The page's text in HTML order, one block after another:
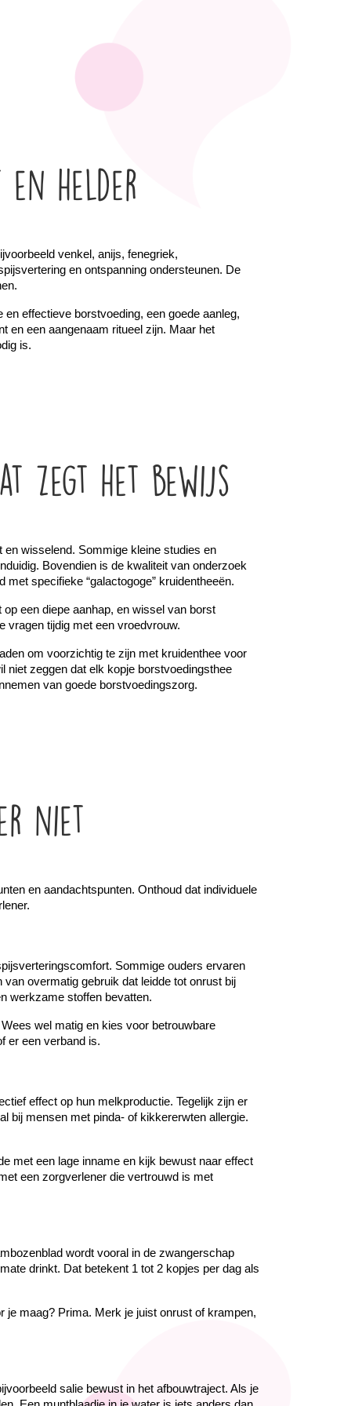
en helder
venkel, anijs, fenegriek,
en ontspanning ondersteunen. De
effectieve borstvoeding, een goede aanleg,
en een aangenaam ritueel zijn. Maar het
is.
zegt het bewijs
wisselend. Sommige kleine studies en
Bovendien is de kwaliteit van onderzoek
specifieke “galactogoge” kruidentheeën.
een diepe aanhap, en wissel van borst
vragen tijdig met een vroedvrouw.
om voorzichtig te zijn met kruidenthee voor
niet zeggen dat elk kopje borstvoedingsthee
van goede borstvoedingszorg.
niet
en aandachtspunten. Onthoud dat individuele
Sommige ouders ervaren
overmatig gebruik dat leidde tot onrust bij
werkzame stoffen bevatten.
wel matig en kies voor betrouwbare
er een verband is.
effect op hun melkproductie. Tegelijk zijn er
bij mensen met pinda- of kikkererwten allergie.
met een lage inname en kijk bewust naar effect
een zorgverlener die vertrouwd is met
wordt vooral in de zwangerschap
drinkt. Dat betekent 1 tot 2 kopjes per dag als
je maag? Prima. Merk je juist onrust of krampen,
salie bewust in het afbouwtraject. Als je